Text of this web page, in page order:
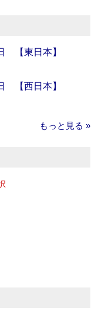
【東日本】
【西日本】
もっと見る »